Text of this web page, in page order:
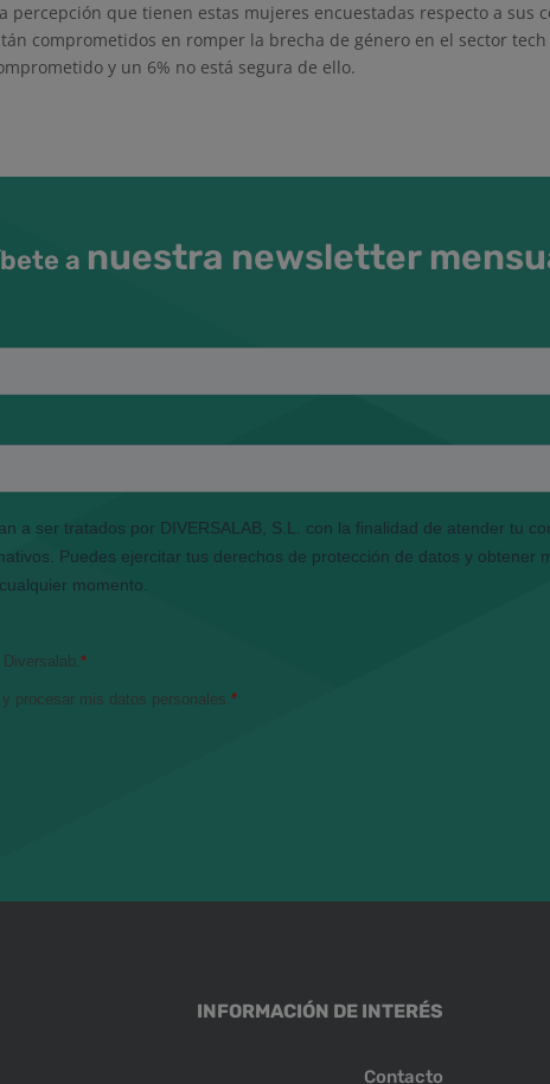
percepción que tienen estas mujeres encuestadas respecto a sus
comprometidos en romper la brecha de género en el sector
y un 6% no está segura de ello.
a nuestra newsletter
INFORMACIÓN DE INTERÉS
Contacto